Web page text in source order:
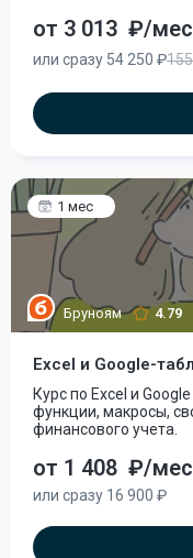
от 3 013 ₽/мес
или сразу 54 250 ₽
1 мес
Бруноям 4.79
Excel и Google-
Курс по Excel и
функции, макросы,
финансового учета.
от 1 408 ₽/мес
или сразу 16 900 ₽